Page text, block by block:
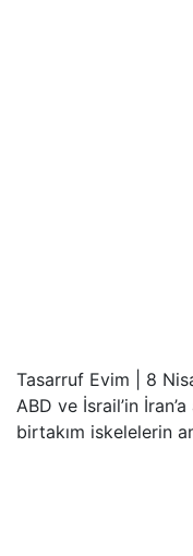
Tasarruf Evim 8
ABD ve İsrail’in
birtakım iskelelerin